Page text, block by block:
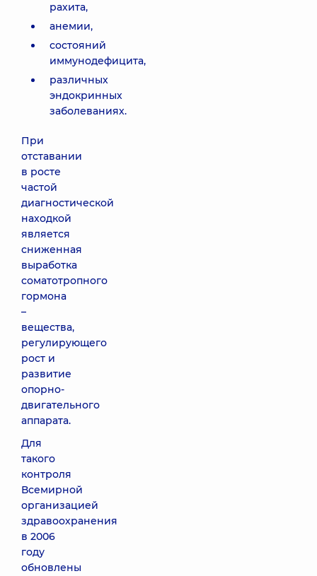
рахита,
анемии,
состояний
иммунодефицита,
различных
эндокринных
заболеваниях.
При
отставании
в росте
частой
диагностической
находкой
является
сниженная
выработка
соматотропного
гормона
–
вещества,
регулирующего
рост и
развитие
опорно-
двигательного
аппарата.
Для
такого
контроля
Всемирной
организацией
здравоохранения
в 2006
году
обновлены